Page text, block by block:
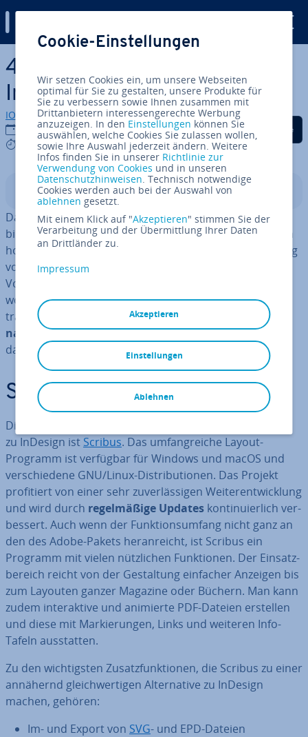
Zum Haupt­in­halt springen
4 kos­ten­lo­se Al­ter­na­ti­ven zu
InDesign von Adobe
IONOS Redaktion
23.04.2024
7 mins
Auf Facebook teilen
Auf Twitter teilen
Auf LinkedIn
In­halts­ver­zeich­nis
Das Desktop-Pu­bli­shing-Programm Adobe InDesign
bietet seinen Nutzenden kreative Mög­lich­kei­ten und ein
hohes Maß an Ge­stal­tungs­spiel­raum bei der Umsetzung
von Projekten, doch kostet mehr als 25 Euro im Monat.
Vor allem Selbst­stän­di­ge oder private An­wen­den­de
wollen und können eine solche In­ves­ti­ti­on nicht immer
tragen. Aber es gibt auch einigegute kos­ten­lo­se Al­ter­
na­ti­ven zu Adobe InDesign– wir stellen Ihnen vier
davon vor.
Scribus
Die be­kann­tes­te und be­lieb­tes­te kos­ten­lo­se Al­ter­na­ti­ve
zu InDesign ist Scribus. Das um­fang­rei­che Layout-
Programm ist verfügbar für Windows und macOS und
ver­schie­de­ne GNU/Linux-Dis­tri­bu­tio­nen. Das Projekt
pro­fi­tiert von einer sehr zu­ver­läs­si­gen Wei­ter­ent­wick­lung
und wird durch re­gel­mä­ßi­ge Updates kon­ti­nu­ier­lich ver­
bes­sert. Auch wenn der Funk­ti­ons­um­fang nicht ganz an
den des Adobe-Pakets her­an­reicht, ist Scribus ein
Programm mit vielen nütz­li­chen Funk­tio­nen. Der Ein­satz­
be­reich reicht von der Ge­stal­tung einfacher Anzeigen bis
zum Layouten ganzer Magazine oder Büchern. Man kann
zudem in­ter­ak­ti­ve und animierte PDF-Dateien erstellen
und diese mit Mar­kie­run­gen, Links und weiteren Info-
Tafeln aus­stat­ten.
Zu den wich­tigs­ten Zu­satz­funk­tio­nen, die Scribus zu einer
annähernd gleich­wer­ti­gen Al­ter­na­ti­ve zu InDesign
machen, gehören:
Im- und Export von SVG- und EPD-Dateien
Cookie-Einstellungen
Wir setzen Cookies ein, um unsere Webseiten
optimal für Sie zu gestalten, unsere Produkte für
Sie zu verbessern sowie Ihnen zusammen mit
Drittanbietern interessengerechte Werbung
anzuzeigen. In den Einstellungen können Sie
auswählen, welche Cookies Sie zulassen wollen,
sowie Ihre Auswahl jederzeit ändern. Weitere
Infos finden Sie in unserer Richtlinie zur
Verwendung von Cookies und in unseren
Datenschutzhinweisen. Technisch notwendige
Cookies werden auch bei der Auswahl von
ablehnen gesetzt.
Mit einem Klick auf "Akzeptieren" stimmen Sie der
Verarbeitung und der Übermittlung Ihrer Daten
an Drittländer zu.
Impressum
Akzeptieren
Ablehnen
Einstellungen